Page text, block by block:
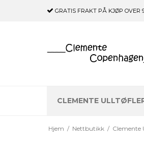
GRATIS FRAKT PÅ KJØP OVER
CLEMENTE
Hjem / Nettbutikk / Clemente